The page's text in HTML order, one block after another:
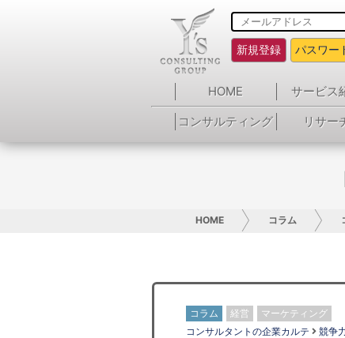
新規登録 パスワー
HOME サービス
コンサルティング
リサー
HOME コラム
コラム 経営 マーケティング
コンサルタントの企業カルテ 競争